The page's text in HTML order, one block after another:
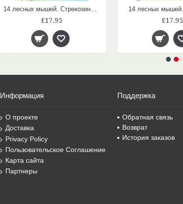
14 лесных мышей. Стрекозиный пруд
£17.95
14 лесных
£17.95
Информация
О проекте
Доставка
Privacy Policy
Пользовательское Соглашение
Карта сайта
Партнеры
Поддержка
Обратная связь
Возврат
История заказов